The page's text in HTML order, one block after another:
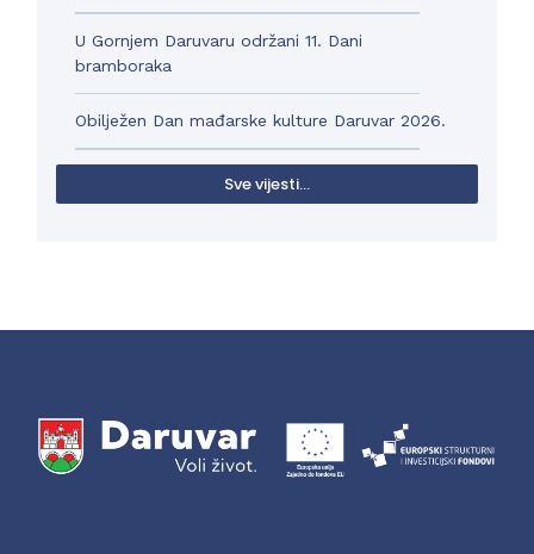
U Gornjem Daruvaru održani 11. Dani
bramboraka
Obilježen Dan mađarske kulture Daruvar 2026.
Sve vijesti...